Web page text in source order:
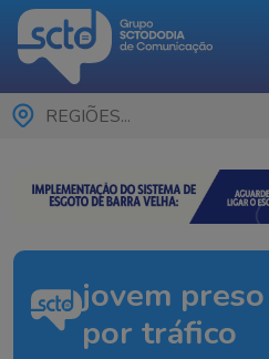
REGIÕES...
jovem preso
por tráfico